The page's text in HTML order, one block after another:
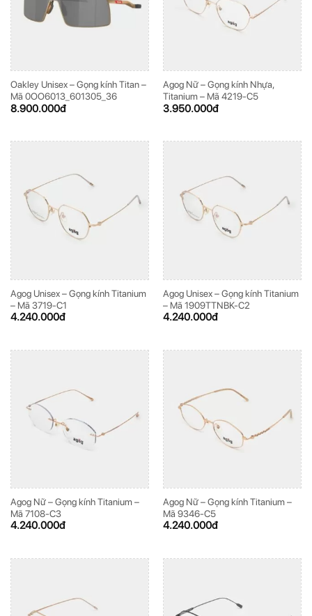
Oakley Unisex – Gọng kính Titan –
Mã 0OO6013_601305_36
8.900.000đ
Agog Nữ – Gọng kính Nhựa,
Titanium – Mã 4219-C5
3.950.000đ
Agog Unisex – Gọng kính Titanium
– Mã 3719-C1
4.240.000đ
Agog Unisex – Gọng kính Titanium
– Mã 1909TTNBK-C2
4.240.000đ
Agog Nữ – Gọng kính Titanium –
Mã 7108-C3
4.240.000đ
Agog Nữ – Gọng kính Titanium –
Mã 9346-C5
4.240.000đ